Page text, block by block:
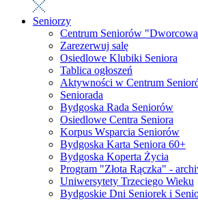
Seniorzy
Centrum Seniorów
Zarezerwuj salę
Osiedlowe Klubiki Seniora
Tablica ogłoszeń
Aktywności w Centrum
Seniorada
Bydgoska Rada Seniorów
Osiedlowe Centra Seniora
Korpus Wsparcia Seniorów
Bydgoska Karta Seniora 60+
Bydgoska Koperta Życia
Program "Złota Rączka" -
Uniwersytety Trzeciego Wieku
Bydgoskie Dni Seniorek i